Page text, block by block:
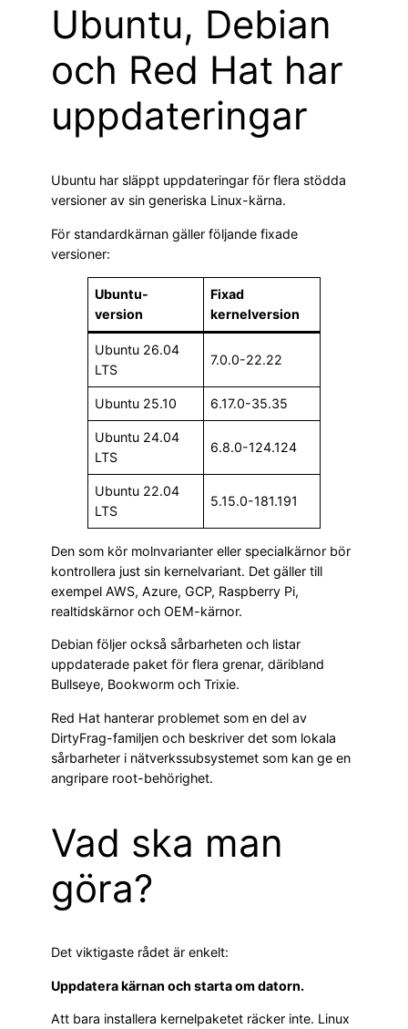
Ubuntu, Debian
och Red Hat har
uppdateringar
Ubuntu har släppt uppdateringar för flera stödda
versioner av sin generiska Linux-kärna.
För standardkärnan gäller följande fixade
versioner:
Ubuntu-
version
Fixad
kernelversion
Ubuntu 26.04
LTS
7.0.0-22.22
Ubuntu 25.10 6.17.0-35.35
Ubuntu 24.04
LTS
6.8.0-124.124
Ubuntu 22.04
LTS
5.15.0-181.191
Den som kör molnvarianter eller specialkärnor bör
kontrollera just sin kernelvariant. Det gäller till
exempel AWS, Azure, GCP, Raspberry Pi,
realtidskärnor och OEM-kärnor.
Debian följer också sårbarheten och listar
uppdaterade paket för flera grenar, däribland
Bullseye, Bookworm och Trixie.
Red Hat hanterar problemet som en del av
DirtyFrag-familjen och beskriver det som lokala
sårbarheter i nätverkssubsystemet som kan ge en
angripare root-behörighet.
Vad ska man
göra?
Det viktigaste rådet är enkelt:
Uppdatera kärnan och starta om datorn.
Att bara installera kernelpaketet räcker inte. Linux